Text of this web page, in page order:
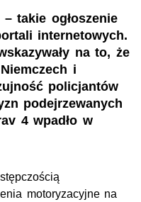
takie ogłoszenie
internetowych.
na to, że
i
policjantów
podejrzewanych
4 wpadło w
motoryzacyjne na